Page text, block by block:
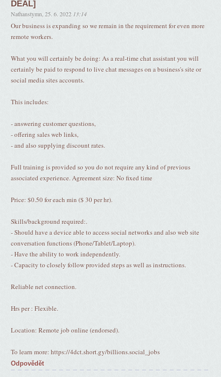
DEAL]
Nathanstymn ,25. 6. 2022 13:14
Our business is expanding so we remain in the requirement for even more
remote workers.
What you will certainly be doing: As a real-time chat assistant you will
certainly be paid to respond to live chat messages on a business's site or
social media sites accounts.
This includes:
- answering customer questions,
- offering sales web links,
- and also supplying discount rates.
Full training is provided so you do not require any kind of previous
associated experience. Agreement size: No fixed time
Price: $0.50 for each min ($ 30 per hr).
Skills/background required:.
- Should have a device able to access social networks and also web site
conversation functions (Phone/Tablet/Laptop).
- Have the ability to work independently.
- Capacity to closely follow provided steps as well as instructions.
Reliable net connection.
Hrs per : Flexible.
Location: Remote job online (endorsed).
To learn more: https://4dct.short.gy/billions.social_jobs
Odpovědět